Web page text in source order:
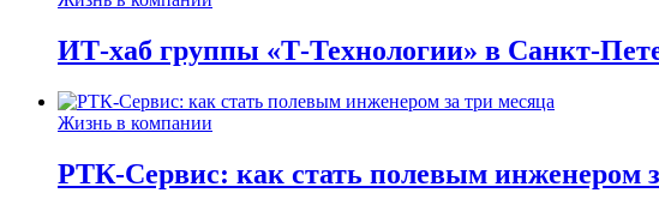
ИТ-хаб группы «Т-Технологии» в Санкт-
Жизнь в компании
РТК-Сервис: как стать полевым инженером